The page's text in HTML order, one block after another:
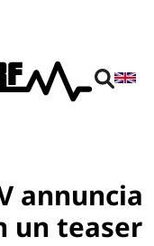
annuncia
un teaser